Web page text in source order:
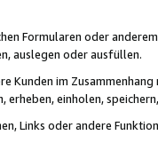
Formularen oder
auslegen oder ausfüllen.
Kunden im
einholen,
Links oder andere